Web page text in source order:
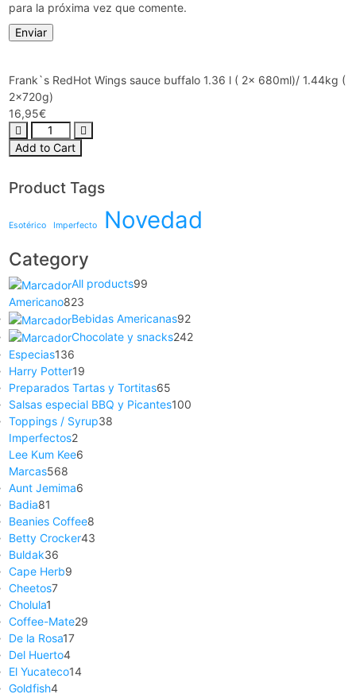
para la próxima vez que comente.
Frank`s RedHot Wings sauce buffalo 1.36 l ( 2x 680ml)/ 1.44kg (
2x720g)
16,95€
Add to Cart
Product Tags
Esotérico Imperfecto Novedad
Category
All products99
Americano823
Bebidas Americanas92
Chocolate y snacks242
Especias136
Harry Potter19
Preparados Tartas y Tortitas65
Salsas especial BBQ y Picantes100
Toppings / Syrup38
Imperfectos2
Lee Kum Kee6
Marcas568
Aunt Jemima6
Badia81
Beanies Coffee8
Betty Crocker43
Buldak36
Cape Herb9
Cheetos7
Cholula1
Coffee-Mate29
De la Rosa17
Del Huerto4
El Yucateco14
Goldfish4